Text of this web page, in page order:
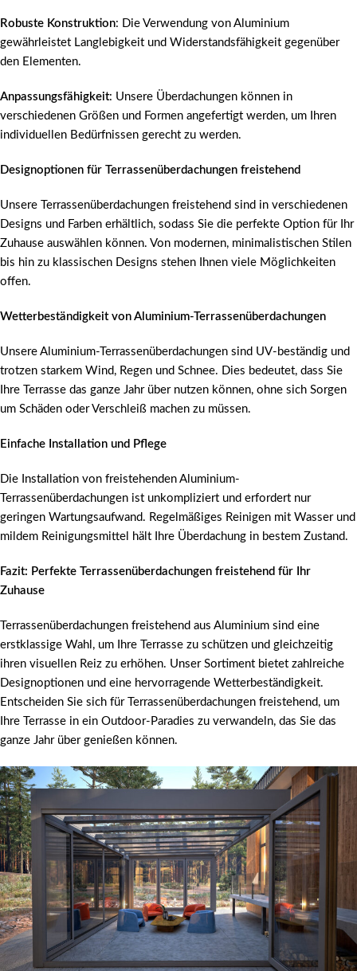
Robuste Konstruktion: Die Verwendung von Aluminium
gewährleistet Langlebigkeit und Widerstandsfähigkeit gegenüber
den Elementen.
Anpassungsfähigkeit: Unsere Überdachungen können in
verschiedenen Größen und Formen angefertigt werden, um Ihren
individuellen Bedürfnissen gerecht zu werden.
Designoptionen für Terrassenüberdachungen freistehend
Unsere Terrassenüberdachungen freistehend sind in verschiedenen
Designs und Farben erhältlich, sodass Sie die perfekte Option für Ihr
Zuhause auswählen können. Von modernen, minimalistischen Stilen
bis hin zu klassischen Designs stehen Ihnen viele Möglichkeiten
offen.
Wetterbeständigkeit von Aluminium-Terrassenüberdachungen
Unsere Aluminium-Terrassenüberdachungen sind UV-beständig und
trotzen starkem Wind, Regen und Schnee. Dies bedeutet, dass Sie
Ihre Terrasse das ganze Jahr über nutzen können, ohne sich Sorgen
um Schäden oder Verschleiß machen zu müssen.
Einfache Installation und Pflege
Die Installation von freistehenden Aluminium-
Terrassenüberdachungen ist unkompliziert und erfordert nur
geringen Wartungsaufwand. Regelmäßiges Reinigen mit Wasser und
mildem Reinigungsmittel hält Ihre Überdachung in bestem Zustand.
Fazit: Perfekte Terrassenüberdachungen freistehend für Ihr
Zuhause
Terrassenüberdachungen freistehend aus Aluminium sind eine
erstklassige Wahl, um Ihre Terrasse zu schützen und gleichzeitig
ihren visuellen Reiz zu erhöhen. Unser Sortiment bietet zahlreiche
Designoptionen und eine hervorragende Wetterbeständigkeit.
Entscheiden Sie sich für Terrassenüberdachungen freistehend, um
Ihre Terrasse in ein Outdoor-Paradies zu verwandeln, das Sie das
ganze Jahr über genießen können.